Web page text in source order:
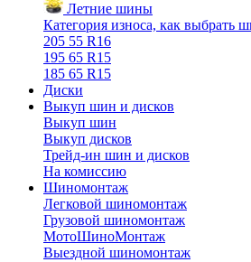
Летние шины
Категория износа, как выбрать
205 55 R16
195 65 R15
185 65 R15
Диски
Выкуп шин и дисков
Выкуп шин
Выкуп дисков
Трейд-ин шин и дисков
На комиссию
Шиномонтаж
Легковой шиномонтаж
Грузовой шиномонтаж
МотоШиноМонтаж
Выездной шиномонтаж